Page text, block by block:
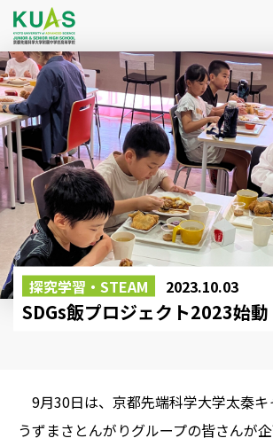
探究学習・STEAM 2023.10.03
SDGs飯プロジェクト2023始動
9月30日は、京都先端科学大学太秦キ
うずまさとんがりグループの皆さんが